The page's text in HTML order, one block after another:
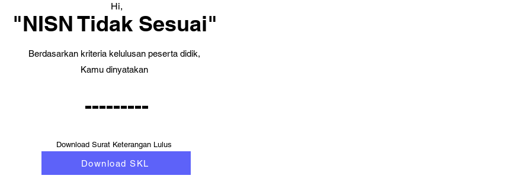
Hi,
"NISN Tidak Sesuai"
Berdasarkan kriteria kelulusan peserta didik,
Kamu dinyatakan
---------
Download Surat Keterangan Lulus
Download SKL